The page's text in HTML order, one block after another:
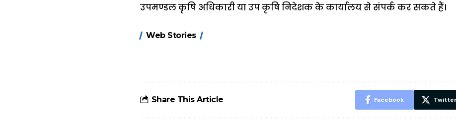
उपमण्डल कृषि अधिकारी या उप कृषि निदेशक के कार्यालय से संपर्क कर सकते हैं।
Web Stories
होंगे FASTag के
आसान ट्रिक्स
Share This Article Facebook Twitter